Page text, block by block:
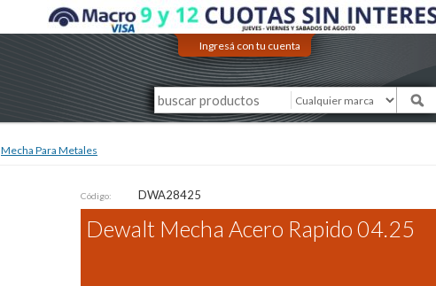
Ingresá con tu cuenta
Mecha Para Metales
Código: DWA28425
Dewalt Mecha Acero Rapido 04.25